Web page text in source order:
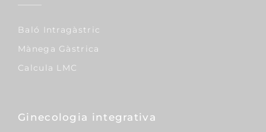
Baló Intragàstric
Mànega Gàstrica
Calcula LMC
Ginecologia integrativa